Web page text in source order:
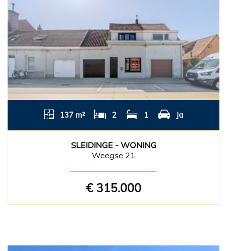
137 m² 2 1 Ja
SLEIDINGE - WONING
Weegse 21
€ 315.000